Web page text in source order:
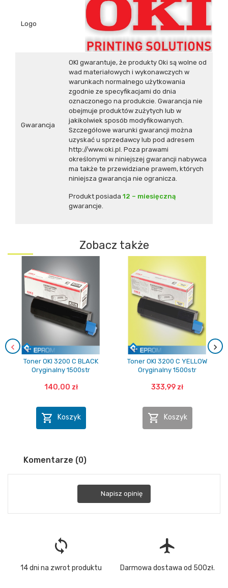
Logo
Gwarancja
OKI gwarantuje, że produkty Oki są wolne od
wad materiałowych i wykonawczych w
warunkach normalnego użytkowania
zgodnie ze specyfikacjami do dnia
oznaczonego na produkcie. Gwarancja nie
obejmuje produktów zużytych lub w
jakikolwiek sposób modyfikowanych.
Szczegółowe warunki gwarancji można
uzyskać u sprzedawcy lub pod adresem
http://www.oki.pl . Poza prawami
określonymi w niniejszej gwarancji nabywca
ma także te przewidziane prawem, których
niniejsza gwarancja nie ogranicza.
Produkt posiada 12 – miesięczną
gwarancje.
Zobacz także
Toner OKI 3200 C BLACK
Oryginalny 1500str
140,00 zł
 Koszyk
Toner OKI 3200 C YELLOW
Oryginalny 1500str
333,99 zł
 Koszyk
Komentarze (0)
Napisz opinię
loop
14 dni na zwrot produktu
flight
Darmowa dostawa od 500zł.